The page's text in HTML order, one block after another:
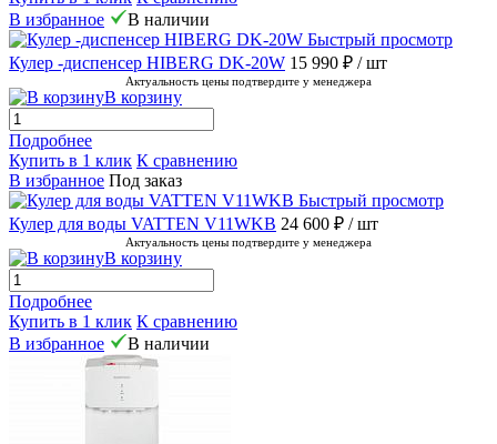
В избранное
В наличии
Быстрый просмотр
Кулер -диспенсер HIBERG DK-20W 15 990 ₽ / шт
Актуальность цены подтвердите у менеджера
В корзину
Подробнее
Купить в 1 клик К сравнению
В избранное Под заказ
Быстрый просмотр
Кулер для воды VATTEN V11WKB 24 600 ₽ / шт
Актуальность цены подтвердите у менеджера
В корзину
Подробнее
Купить в 1 клик К сравнению
В избранное
В наличии